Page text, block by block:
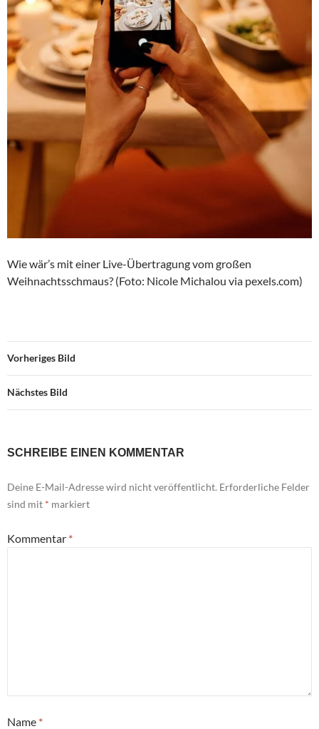
Wie wär’s mit einer Live-Übertragung vom großen
Weihnachtsschmaus? (Foto: Nicole Michalou via pexels.com)
Vorheriges Bild
Nächstes Bild
SCHREIBE EINEN KOMMENTAR
Deine E-Mail-Adresse wird nicht veröffentlicht. Erforderliche Felder
sind mit * markiert
Kommentar *
Name *